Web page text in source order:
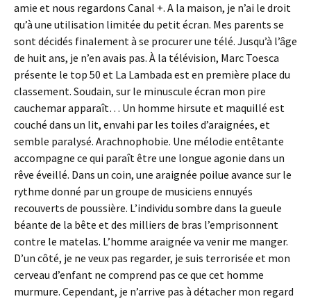
amie et nous regardons Canal +. A la maison, je n’ai le droit
qu’à une utilisation limitée du petit écran. Mes parents se
sont décidés finalement à se procurer une télé. Jusqu’à l’âge
de huit ans, je n’en avais pas. À la télévision, Marc Toesca
présente le top 50 et La Lambada est en première place du
classement. Soudain, sur le minuscule écran mon pire
cauchemar apparaît… Un homme hirsute et maquillé est
couché dans un lit, envahi par les toiles d’araignées, et
semble paralysé. Arachnophobie. Une mélodie entêtante
accompagne ce qui paraît être une longue agonie dans un
rêve éveillé. Dans un coin, une araignée poilue avance sur le
rythme donné par un groupe de musiciens ennuyés
recouverts de poussière. L’individu sombre dans la gueule
béante de la bête et des milliers de bras l’emprisonnent
contre le matelas. L’homme araignée va venir me manger.
D’un côté, je ne veux pas regarder, je suis terrorisée et mon
cerveau d’enfant ne comprend pas ce que cet homme
murmure. Cependant, je n’arrive pas à détacher mon regard